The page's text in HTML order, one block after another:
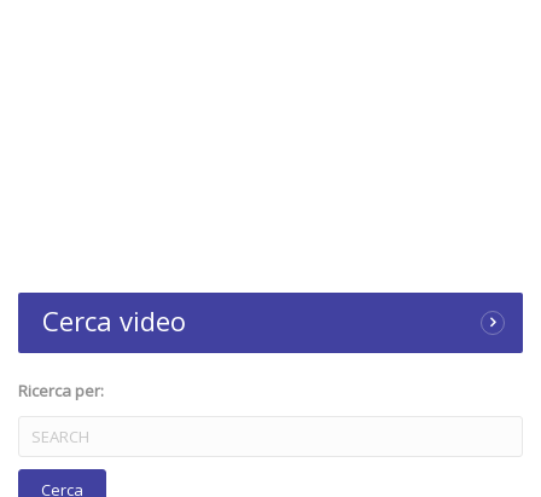
Cerca video
Ricerca per: